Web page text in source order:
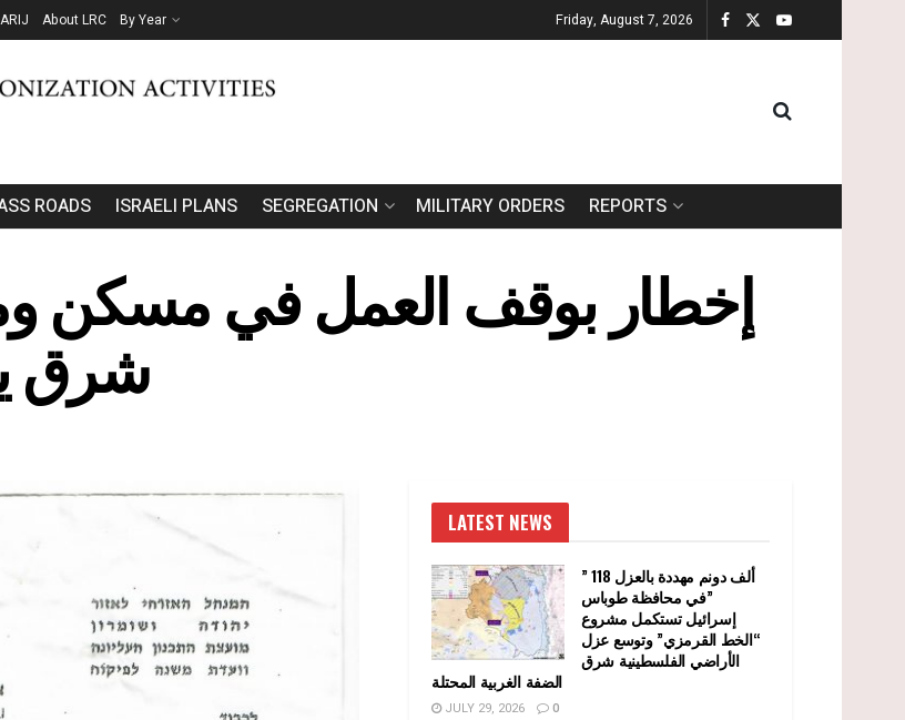
About LRC By Year Friday, August 7, 2026
ROADS ISRAELI PLANS SEGREGATION MILITARY ORDERS REPORTS
إخطار بوقف العمل في مسكن
شرق
LATEST NEWS
” 118 ألف دونم مهددة بالعزل
في محافظة طوباس”
إسرائيل تستكمل مشروع
“الخط القرمزي” وتوسع عزل
الأراضي الفلسطينية شرق
الضفة الغربية المحتلة
JULY 29, 2026 0